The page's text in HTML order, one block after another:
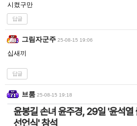
시켰구만
답글
그림자군주 25-08-15 19:06
십새끼
답글
브룸 25-08-15 19:18